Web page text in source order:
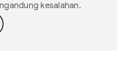
kesalahan.